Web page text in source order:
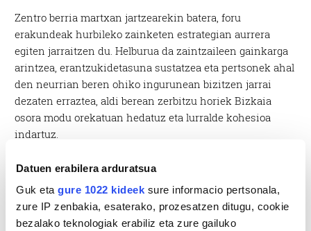
Datuen erabilera arduratsua
Guk eta gure 1022 kideek sure informacio pertsonala,
zure IP zenbakia, esaterako, prozesatzen ditugu, cookie
bezalako teknologiak erabiliz eta zure gailuko
Zentro berria martxan jartzearekin batera, foru
erakundeak hurbileko zainketen estrategian aurrera
egiten jarraitzen du. Helburua da zaintzaileen gainkarga
arintzea, erantzukidetasuna sustatzea eta pertsonek ahal
den neurrian beren ohiko ingurunean bizitzen jarrai
dezaten erraztea, aldi berean zerbitzu horiek Bizkaia
osora modu orekatuan hedatuz eta lurralde kohesioa
indartuz.